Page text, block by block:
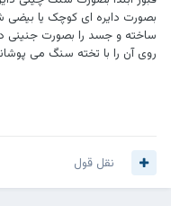
ساخته و جسد را بصورت جنینی
روی آن را با تخته سنگ می
نقل قول